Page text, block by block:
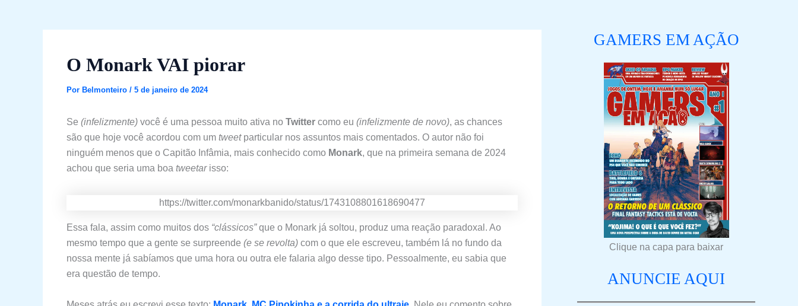
O Monark VAI piorar
Por Belmonteiro / 5 de janeiro de 2024
Se (infelizmente) você é uma pessoa muito ativa no Twitter como eu (infelizmente de novo), as chances
são que hoje você acordou com um tweetparticular nos assuntos mais comentados. O autor não foi
ninguém menos que o Capitão Infâmia, mais conhecido como Monark, que na primeira semana de 2024
achou que seria uma boa tweetarisso:
https://twitter.com/monarkbanido/status/1743108801618690477
Essa fala, assim como muitos dos “clássicos”que o Monark já soltou, produz uma reação paradoxal. Ao
mesmo tempo que a gente se surpreende (e se revolta) com o que ele escreveu, também lá no fundo da
nossa mente já sabíamos que uma hora ou outra ele falaria algo desse tipo. Pessoalmente, eu sabia que
era questão de tempo.
GAMERS EM AÇÃO
Clique na capa para baixar
ANUNCIE AQUI